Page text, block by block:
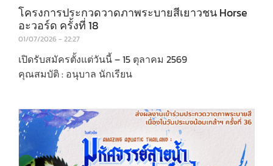
โครงการประกวดวาดภาพระบายสีเยาวชน Horse
อะวอร์ด ครั้งที่ 18
01/07/2026 22:27
เปิดรับสมัครตั้งแต่วันนี้ – 15 ตุลาคม 2569
คุณสมบัติ : อนุบาล นักเรียน